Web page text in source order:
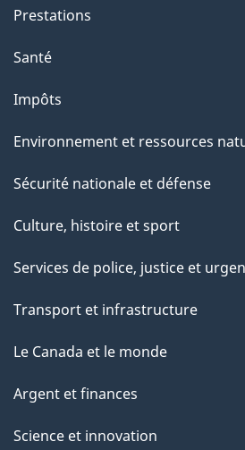
Prestations
Santé
Impôts
Environnement et ressources
Sécurité nationale et défense
Culture, histoire et sport
Services de police, justice et
Transport et infrastructure
Le Canada et le monde
Argent et finances
Science et innovation